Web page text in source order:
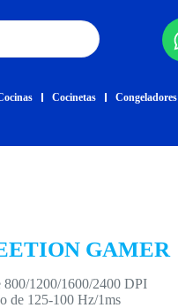
Cocinetas Congeladores
GAMER
800/1200/1600/2400 DPI
de 125-100 Hz/1ms